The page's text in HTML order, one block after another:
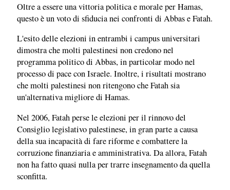
Oltre a essere una vittoria politica e morale per Hamas,
questo è un voto di sfiducia nei confronti di Abbas e Fatah.
L'esito delle elezioni in entrambi i campus universitari
dimostra che molti palestinesi non credono nel
programma politico di Abbas, in particolar modo nel
processo di pace con Israele. Inoltre, i risultati mostrano
che molti palestinesi non ritengono che Fatah sia
un'alternativa migliore di Hamas.
Nel 2006, Fatah perse le elezioni per il rinnovo del
Consiglio legislativo palestinese, in gran parte a causa
della sua incapacità di fare riforme e combattere la
corruzione finanziaria e amministrativa. Da allora, Fatah
non ha fatto quasi nulla per trarre insegnamento da quella
sconfitta.